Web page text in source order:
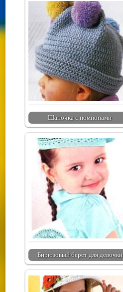
Шапочка с помпонами
Бирюзовый берет для девочки